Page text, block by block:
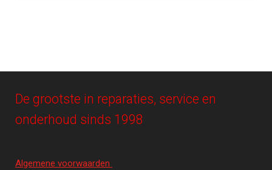
De grootste in reparaties, service en
onderhoud sinds 1998
Algemene voorwaarden